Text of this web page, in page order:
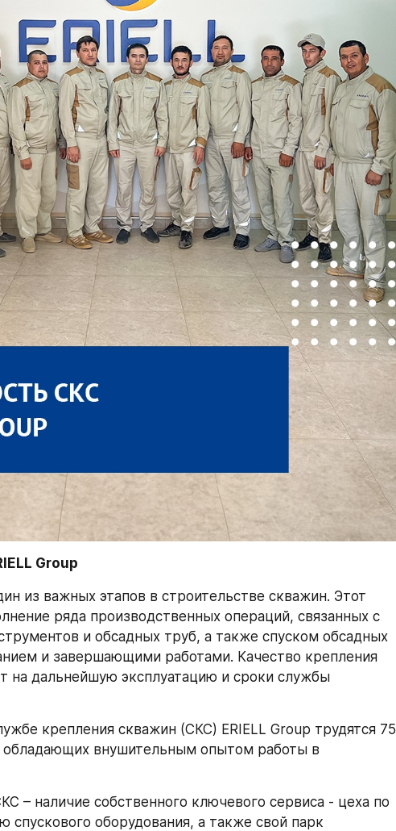
Group
из важных этапов в строительстве скважин. Этот
ряда производственных операций, связанных с
и обсадных труб, а также спуском обсадных
и завершающими работами. Качество крепления
на дальнейшую эксплуатацию и сроки службы
крепления скважин (СКС) ERIELL Group трудятся 75
обладающих внушительным опытом работы в
– наличие собственного ключевого сервиса - цеха по
спускового оборудования, а также свой парк